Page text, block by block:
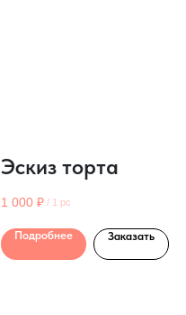
Эскиз торта
1 000 ₽ / 1 pc
Подробнее Заказать